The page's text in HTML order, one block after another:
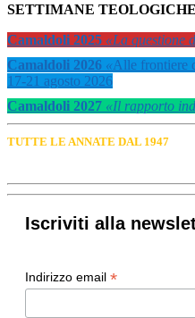
SETTIMANE
Camaldoli 2025 «La questione
Camaldoli 2026 «Alle frontiere
17-21 agosto 2026
Camaldoli 2027 «Il rapporto
TUTTE LE ANNATE DAL 1947
Iscriviti alla
Indirizzo email *